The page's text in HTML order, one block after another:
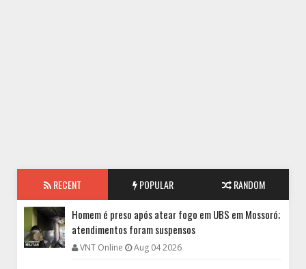
RECENT POPULAR RANDOM
Homem é preso após atear fogo em UBS em Mossoró;
atendimentos foram suspensos
VNT Online Aug 04 2026